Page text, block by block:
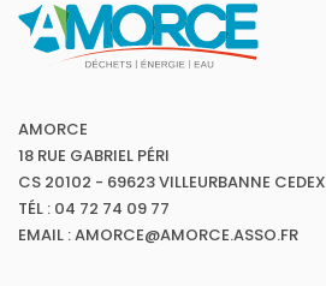
AMORCE
18 RUE GABRIEL PÉRI
CS 20102 - 69623 VILLEURBANNE CEDEX
TÉL : 04 72 74 09 77
EMAIL : AMORCE@AMORCE.ASSO.FR